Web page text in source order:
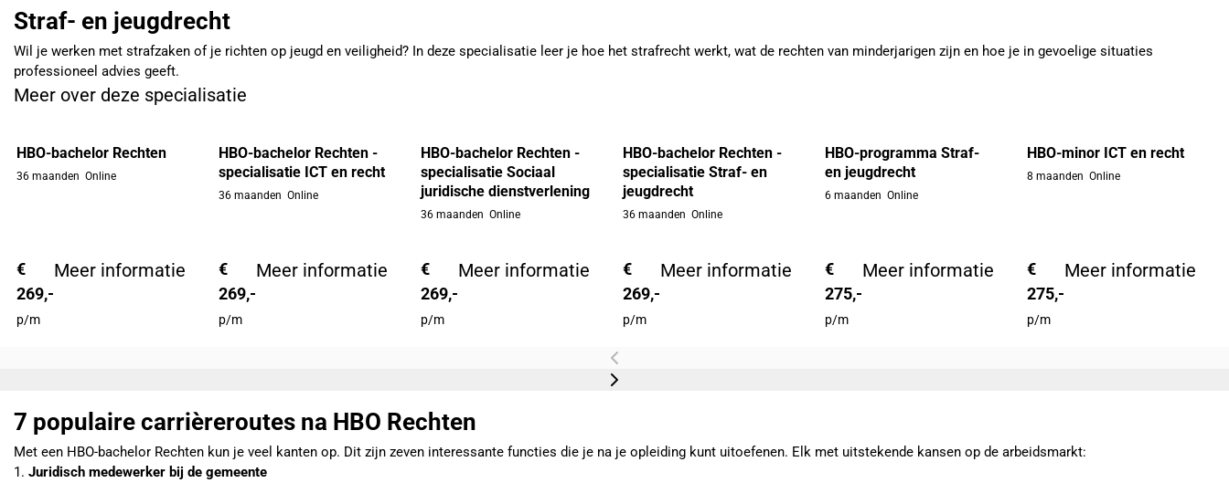
Straf- en jeugdrecht
Wil je werken met strafzaken of je richten op jeugd en veiligheid? In deze specialisatie leer je hoe het strafrecht werkt, wat de rechten van minderjarigen zijn en hoe je in gevoelige situaties
professioneel advies geeft.
Meer over deze specialisatie
HBO-bachelor Rechten
36 maanden Online
€
269,-
p/m
Meer informatie
HBO-bachelor Rechten -
specialisatie ICT en recht
36 maanden Online
€
269,-
p/m
Meer informatie
HBO-bachelor Rechten -
specialisatie Sociaal
juridische dienstverlening
36 maanden Online
€
269,-
p/m
Meer informatie
HBO-bachelor Rechten -
specialisatie Straf- en
jeugdrecht
36 maanden Online
€
269,-
p/m
Meer informatie
HBO-programma Straf-
en jeugdrecht
6 maanden Online
€
275,-
p/m
Meer informatie
HBO-minor ICT en recht
8 maanden Online
€
275,-
p/m
Meer informatie
7 populaire carrièreroutes na HBO Rechten
Met een HBO-bachelor Rechten kun je veel kanten op. Dit zijn zeven interessante functies die je na je opleiding kunt uitoefenen. Elk met uitstekende kansen op de arbeidsmarkt:
Juridisch medewerker bij de gemeente